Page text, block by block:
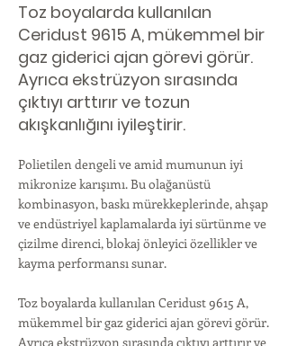
Toz boyalarda kullanılan
Ceridust 9615 A, mükemmel bir
gaz giderici ajan görevi görür.
Ayrıca ekstrüzyon sırasında
çıktıyı arttırır ve tozun
akışkanlığını iyileştirir.
Polietilen dengeli ve amid mumunun iyi
mikronize karışımı. Bu olağanüstü
kombinasyon, baskı mürekkeplerinde, ahşap
ve endüstriyel kaplamalarda iyi sürtünme ve
çizilme direnci, blokaj önleyici özellikler ve
kayma performansı sunar.
Toz boyalarda kullanılan Ceridust 9615 A,
mükemmel bir gaz giderici ajan görevi görür.
Ayrıca ekstrüzyon sırasında çıktıyı arttırır ve